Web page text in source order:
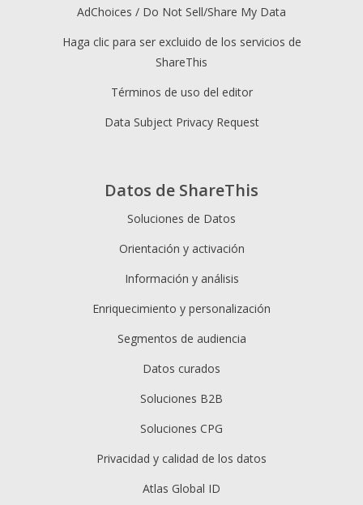
Datos de ShareThis
Soluciones de Datos
Orientación y activación
Información y análisis
Enriquecimiento y personalización
Segmentos de audiencia
Datos curados
Soluciones B2B
Soluciones CPG
Privacidad y calidad de los datos
Atlas Global ID
AdChoices / Do Not Sell/Share My Data
Haga clic para ser excluido de los servicios de
ShareThis
Términos de uso del editor
Data Subject Privacy Request